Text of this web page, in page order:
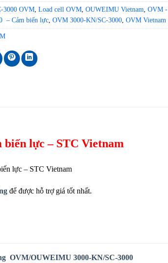
3000 OVM ,Load cell OVM ,OUWEIMU Vietnam ,OVM -
– Cảm biến lực ,OVM 3000-KN/SC-3000 ,OVM Vietnam
lực – STC Vietnam
lực – STC Vietnam
để được hỗ trợ giá tốt nhất.
OVM/OUWEIMU 3000-KN/SC-3000